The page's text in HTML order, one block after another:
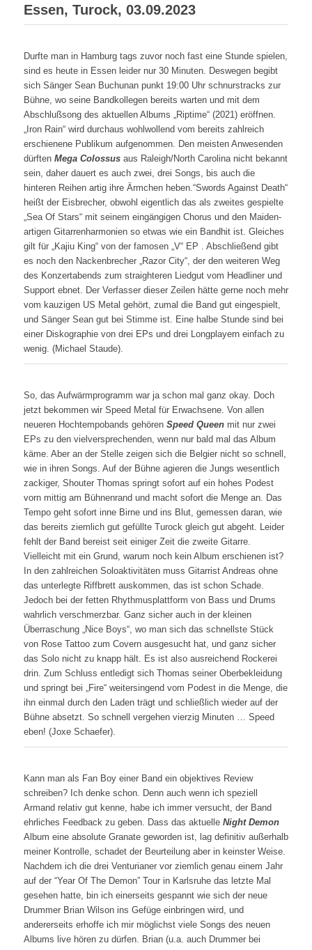
Essen, Turock, 03.09.2023
Durfte man in Hamburg tags zuvor noch fast eine Stunde spielen,
sind es heute in Essen leider nur 30 Minuten. Deswegen begibt
sich Sänger Sean Buchunan punkt 19:00 Uhr schnurstracks zur
Bühne, wo seine Bandkollegen bereits warten und mit dem
Abschlußsong des aktuellen Albums „Riptime“ (2021) eröffnen.
„Iron Rain“ wird durchaus wohlwollend vom bereits zahlreich
erschienene Publikum aufgenommen. Den meisten Anwesenden
dürften Mega Colossusaus Raleigh/North Carolina nicht bekannt
sein, daher dauert es auch zwei, drei Songs, bis auch die
hinteren Reihen artig ihre Ärmchen heben.“Swords Against Death“
heißt der Eisbrecher, obwohl eigentlich das als zweites gespielte
„Sea Of Stars“ mit seinem eingängigen Chorus und den Maiden-
artigen Gitarrenharmonien so etwas wie ein Bandhit ist. Gleiches
gilt für „Kajiu King“ von der famosen „V“ EP . Abschließend gibt
es noch den Nackenbrecher „Razor City“, der den weiteren Weg
des Konzertabends zum straighteren Liedgut vom Headliner und
Support ebnet. Der Verfasser dieser Zeilen hätte gerne noch mehr
vom kauzigen US Metal gehört, zumal die Band gut eingespielt,
und Sänger Sean gut bei Stimme ist. Eine halbe Stunde sind bei
einer Diskographie von drei EPs und drei Longplayern einfach zu
wenig. (Michael Staude).
So, das Aufwärmprogramm war ja schon mal ganz okay. Doch
jetzt bekommen wir Speed Metal für Erwachsene. Von allen
neueren Hochtempobands gehören Speed Queenmit nur zwei
EPs zu den vielversprechenden, wenn nur bald mal das Album
käme. Aber an der Stelle zeigen sich die Belgier nicht so schnell,
wie in ihren Songs. Auf der Bühne agieren die Jungs wesentlich
zackiger, Shouter Thomas springt sofort auf ein hohes Podest
vorn mittig am Bühnenrand und macht sofort die Menge an. Das
Tempo geht sofort inne Birne und ins Blut, gemessen daran, wie
das bereits ziemlich gut gefüllte Turock gleich gut abgeht. Leider
fehlt der Band bereist seit einiger Zeit die zweite Gitarre.
Vielleicht mit ein Grund, warum noch kein Album erschienen ist?
In den zahlreichen Soloaktivitäten muss Gitarrist Andreas ohne
das unterlegte Riffbrett auskommen, das ist schon Schade.
Jedoch bei der fetten Rhythmusplattform von Bass und Drums
wahrlich verschmerzbar. Ganz sicher auch in der kleinen
Überraschung „Nice Boys“, wo man sich das schnellste Stück
von Rose Tattoo zum Covern ausgesucht hat, und ganz sicher
das Solo nicht zu knapp hält. Es ist also ausreichend Rockerei
drin. Zum Schluss entledigt sich Thomas seiner Oberbekleidung
und springt bei „Fire“ weitersingend vom Podest in die Menge, die
ihn einmal durch den Laden trägt und schließlich wieder auf der
Bühne absetzt. So schnell vergehen vierzig Minuten … Speed
eben! (Joxe Schaefer).
Kann man als Fan Boy einer Band ein objektives Review
schreiben? Ich denke schon. Denn auch wenn ich speziell
Armand relativ gut kenne, habe ich immer versucht, der Band
ehrliches Feedback zu geben. Dass das aktuelle Night Demon
Album eine absolute Granate geworden ist, lag definitiv außerhalb
meiner Kontrolle, schadet der Beurteilung aber in keinster Weise.
Nachdem ich die drei Venturianer vor ziemlich genau einem Jahr
auf der “Year Of The Demon” Tour in Karlsruhe das letzte Mal
gesehen hatte, bin ich einerseits gespannt wie sich der neue
Drummer Brian Wilson ins Gefüge einbringen wird, und
andererseits erhoffe ich mir möglichst viele Songs des neuen
Albums live hören zu dürfen. Brian (u.a. auch Drummer bei